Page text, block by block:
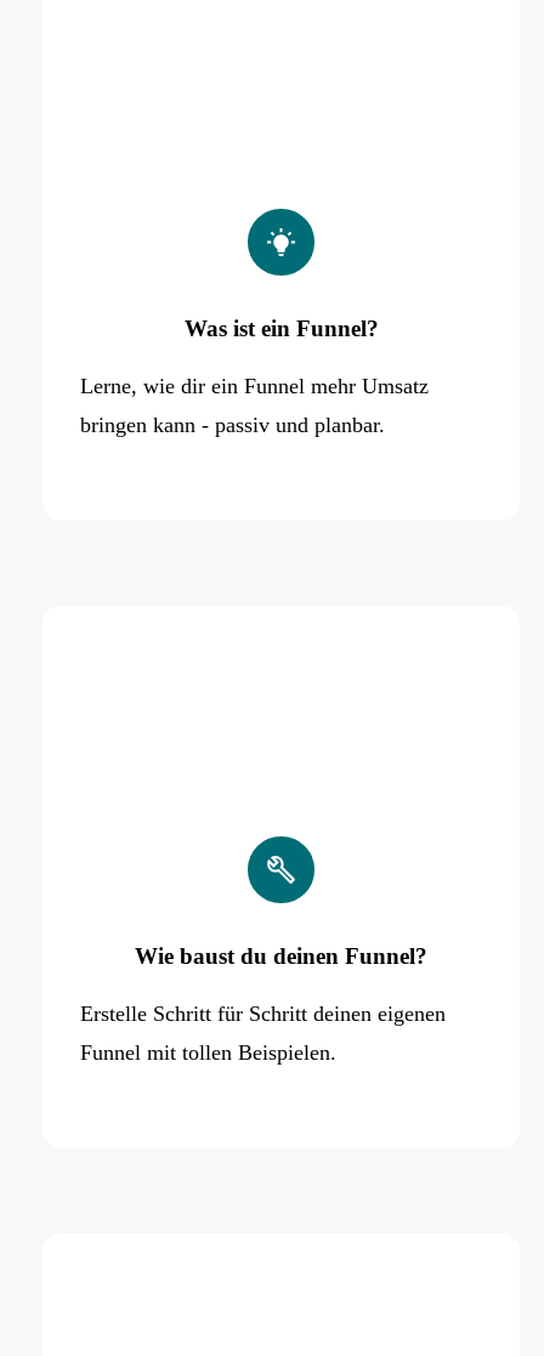
Was ist ein Funnel?
Lerne, wie dir ein Funnel mehr Umsatz
bringen kann - passiv und planbar.
Wie baust du deinen Funnel?
Erstelle Schritt für Schritt deinen eigenen
Funnel mit tollen Beispielen.